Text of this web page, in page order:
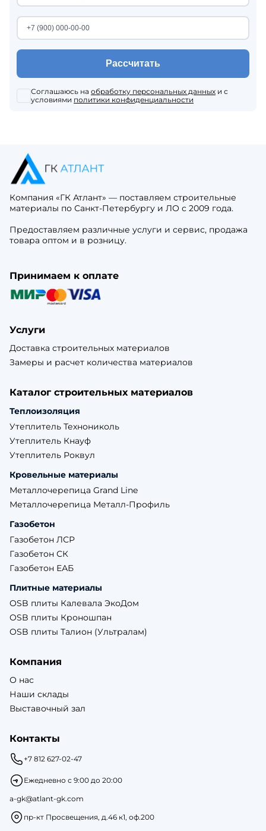
Рассчитать
Соглашаюсь на обработку персональных данных и с
условиями политики конфиденциальности
Компания «ГК Атлант» — поставляем строительные
материалы по Санкт-Петербургу и ЛО с 2009 года.
Предоставляем различные услуги и сервис, продажа
товара оптом и в розницу.
Принимаем к оплате
Услуги
Доставка строительных материалов
Замеры и расчет количества материалов
Каталог строительных материалов
Теплоизоляция
Утеплитель Технониколь
Утеплитель Кнауф
Утеплитель Роквул
Кровельные материалы
Металлочерепица Grand Line
Металлочерепица Металл-Профиль
Газобетон
Газобетон ЛСР
Газобетон СК
Газобетон ЕАБ
Плитные материалы
OSB плиты Калевала ЭкоДом
OSB плиты Кроношпан
OSB плиты Талион (Ультралам)
Компания
О нас
Наши склады
Выставочный зал
Контакты
+7 812 627-02-47
Ежедневно с 9:00 до 20:00
a-gk@atlant-gk.com
пр-кт Просвещения, д.46 к1, оф.200